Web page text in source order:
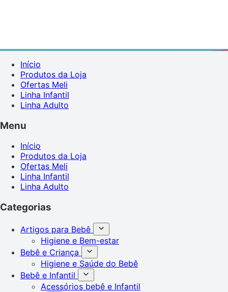
Início
Produtos da Loja
Ofertas Meli
Linha Infantil
Linha Adulto
Menu
Início
Produtos da Loja
Ofertas Meli
Linha Infantil
Linha Adulto
Categorias
Artigos para Bebê
Higiene e Bem-estar
Bebê e Criança
Higiene e Saúde do Bebê
Bebê e Infantil
Acessórios bebê e Infantil